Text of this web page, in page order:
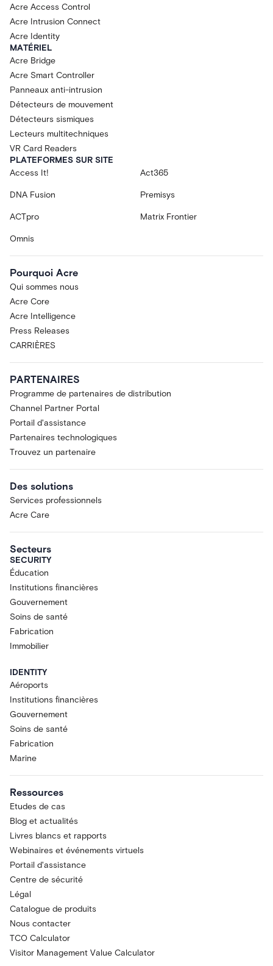
Acre Access Control
Acre Intrusion Connect
Acre Identity
MATÉRIEL
Acre Bridge
Acre Smart Controller
Panneaux anti-intrusion
Détecteurs de mouvement
Détecteurs sismiques
Lecteurs multitechniques
VR Card Readers
PLATEFORMES SUR SITE
Access It!
Act365
DNA Fusion Premisys
ACTpro Matrix Frontier
Omnis
Pourquoi Acre
Qui sommes nous
Acre Core
Acre Intelligence
Press Releases
CARRIÈRES
PARTENAIRES
Programme de partenaires de distribution
Channel Partner Portal
Portail d'assistance
Partenaires technologiques
Trouvez un partenaire
Des solutions
Services professionnels
Acre Care
Secteurs
SECURITY
Éducation
Institutions financières
Gouvernement
Soins de santé
Fabrication
Immobilier
IDENTITY
Aéroports
Institutions financières
Gouvernement
Soins de santé
Fabrication
Marine
Ressources
Etudes de cas
Blog et actualités
Livres blancs et rapports
Webinaires et événements virtuels
Portail d'assistance
Centre de sécurité
Légal
Catalogue de produits
Nous contacter
TCO Calculator
Visitor Management Value Calculator